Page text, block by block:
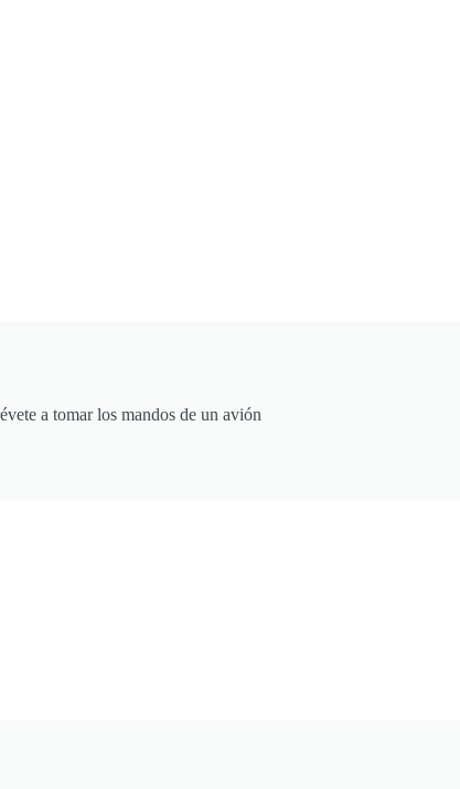
a tomar los mandos de un avión